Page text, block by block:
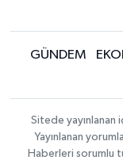
GÜNDEM
Sitede yayınlanan
Yayınlanan
Haberleri sorumlu